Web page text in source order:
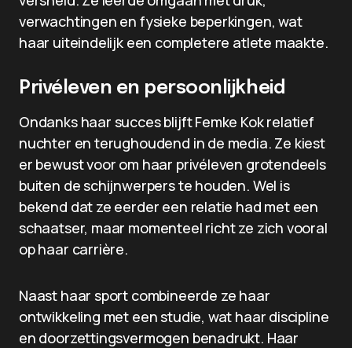
verwachtingen en fysieke beperkingen, wat
haar uiteindelijk een completere atlete maakte.
Privéleven en persoonlijkheid
Ondanks haar succes blijft Femke Kok relatief
nuchter en terughoudend in de media. Ze kiest
er bewust voor om haar privéleven grotendeels
buiten de schijnwerpers te houden. Wel is
bekend dat ze eerder een relatie had met een
schaatser, maar momenteel richt ze zich vooral
op haar carrière.
Naast haar sport combineerde ze haar
ontwikkeling met een studie, wat haar discipline
en doorzettingsvermogen benadrukt. Haar